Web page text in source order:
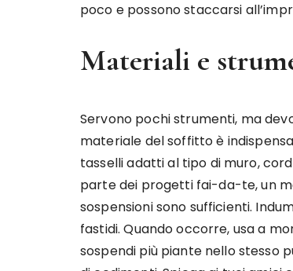
poco e possono staccarsi
Materiali e
Servono pochi strumenti, ma
materiale del soffitto è
tasselli adatti al tipo di muro,
parte dei progetti fai-da-te, un
sospensioni sono sufficienti.
fastidi. Quando occorre, usa a
sospendi più piante nello stesso